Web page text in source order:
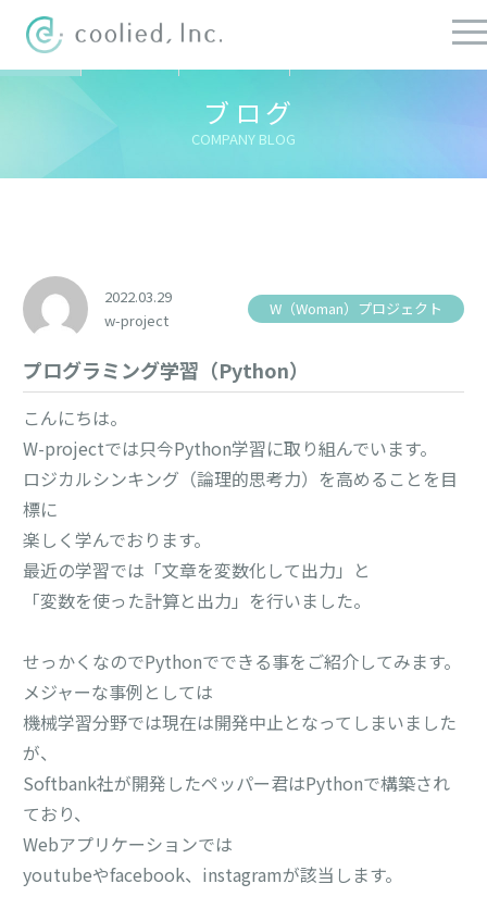
ブログ
COMPANY BLOG
ての記事
2022.03.29
w-project
W（Woman）プロジェクト
プログラミング学習（Python）
こんにちは。
W-projectでは只今Python学習に取り組んでいます。
ロジカルシンキング（論理的思考力）を高めることを目
標に
楽しく学んでおります。
最近の学習では「文章を変数化して出力」と
「変数を使った計算と出力」を行いました。
せっかくなのでPythonでできる事をご紹介してみます。
メジャーな事例としては
機械学習分野では現在は開発中止となってしまいました
が、
Softbank社が開発したペッパー君はPythonで構築され
ており、
Webアプリケーションでは
youtubeやfacebook、instagramが該当します。